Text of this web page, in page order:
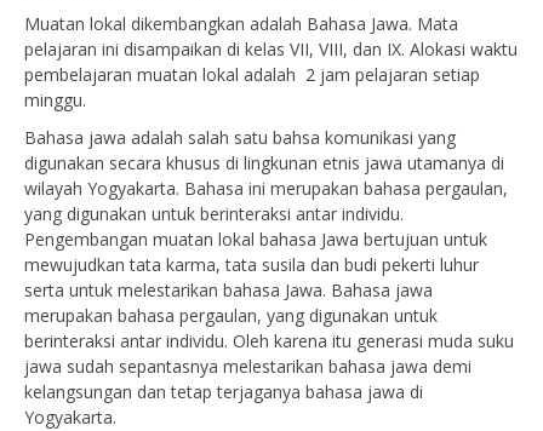
Muatan lokal dikembangkan adalah Bahasa Jawa. Mata
pelajaran ini disampaikan di kelas VII, VIII, dan IX. Alokasi waktu
pembelajaran muatan lokal adalah 2 jam pelajaran setiap
minggu.
Bahasa jawa adalah salah satu bahsa komunikasi yang
digunakan secara khusus di lingkunan etnis jawa utamanya di
wilayah Yogyakarta. Bahasa ini merupakan bahasa pergaulan,
yang digunakan untuk berinteraksi antar individu.
Pengembangan muatan lokal bahasa Jawa bertujuan untuk
mewujudkan tata karma, tata susila dan budi pekerti luhur
serta untuk melestarikan bahasa Jawa. Bahasa jawa
merupakan bahasa pergaulan, yang digunakan untuk
berinteraksi antar individu. Oleh karena itu generasi muda suku
jawa sudah sepantasnya melestarikan bahasa jawa demi
kelangsungan dan tetap terjaganya bahasa jawa di
Yogyakarta.